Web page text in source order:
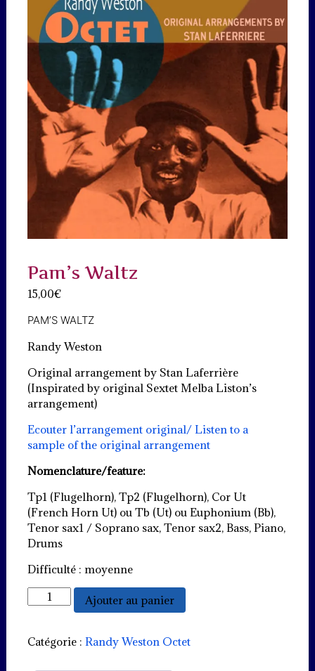
Pam’s Waltz
15,00€
PAM’S WALTZ
Randy Weston
Original arrangement by Stan Laferrière
(Inspirated by original Sextet Melba Liston’s
arrangement)
Ecouter l’arrangement original/ Listen to a
sample of the original arrangement
Nomenclature/feature:
Tp1 (Flugelhorn), Tp2 (Flugelhorn), Cor Ut
(French Horn Ut) ou Tb (Ut) ou Euphonium (Bb),
Tenor sax1 / Soprano sax, Tenor sax2, Bass, Piano,
Drums
Difficulté : moyenne
quantité
de
Waltz
Ajouter au panier
Catégorie : Randy Weston Octet